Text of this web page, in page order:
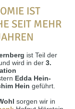
IST
SEIT MEHR
ist Teil der
wird in der 3.
Edda Hein-
Hein geführt.
sorgen wir in